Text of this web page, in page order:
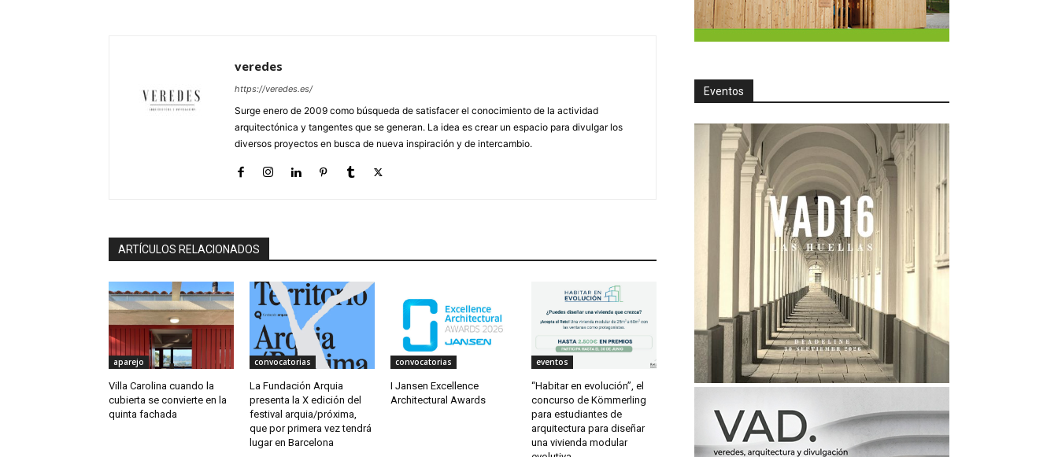
veredes
https://veredes.es/
Surge enero de 2009 como búsqueda de satisfacer el conocimiento de la actividad
arquitectónica y tangentes que se generan. La idea es crear un espacio para divulgar los
diversos proyectos en busca de nueva inspiración y de intercambio.
ARTÍCULOS RELACIONADOS
aparejo
Villa Carolina cuando la
cubierta se convierte en la
quinta fachada
convocatorias
La Fundación Arquia
presenta la X edición del
festival arquia/próxima,
que por primera vez tendrá
lugar en Barcelona
convocatorias
I Jansen Excellence
Architectural Awards
eventos
“Habitar en evolución”, el
concurso de Kömmerling
para estudiantes de
arquitectura para diseñar
una vivienda modular
Eventos